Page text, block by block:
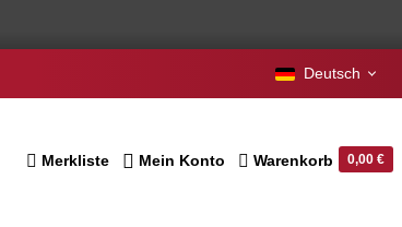
Deutsch
Merkliste Mein Konto Warenkorb 0,00 €